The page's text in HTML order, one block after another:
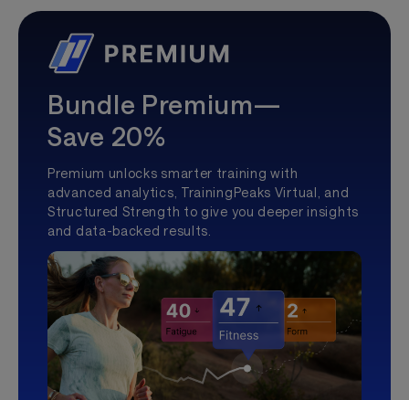
Bundle Premium—
Save 20%
Premium unlocks smarter training with
advanced analytics, TrainingPeaks Virtual, and
Structured Strength to give you deeper insights
and data-backed results.